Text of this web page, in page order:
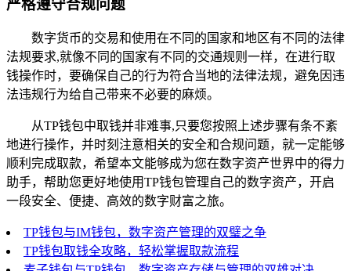
严格遵守合规问题
数字货币的交易和使用在不同的国家和地区有不同的法律
法规要求,就像不同的国家有不同的交通规则一样，在进行取
钱操作时，要确保自己的行为符合当地的法律法规，避免因违
法违规行为给自己带来不必要的麻烦。
从TP钱包中取钱并非难事,只要您按照上述步骤有条不紊
地进行操作，并时刻注意相关的安全和合规问题，就一定能够
顺利完成取款，希望本文能够成为您在数字资产世界中的得力
助手，帮助您更好地使用TP钱包管理自己的数字资产，开启
一段安全、便捷、高效的数字财富之旅。
TP钱包与IM钱包，数字资产管理的双璧之争
TP钱包取钱全攻略，轻松掌握取款流程